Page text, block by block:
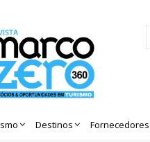
Destinos Fornecedores